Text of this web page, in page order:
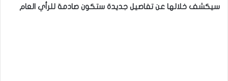
سيكشف خلالها عن تفاصيل جديدة ستكون صادمة للرأي العام